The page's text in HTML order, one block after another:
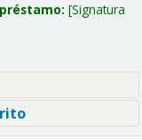
Signatura